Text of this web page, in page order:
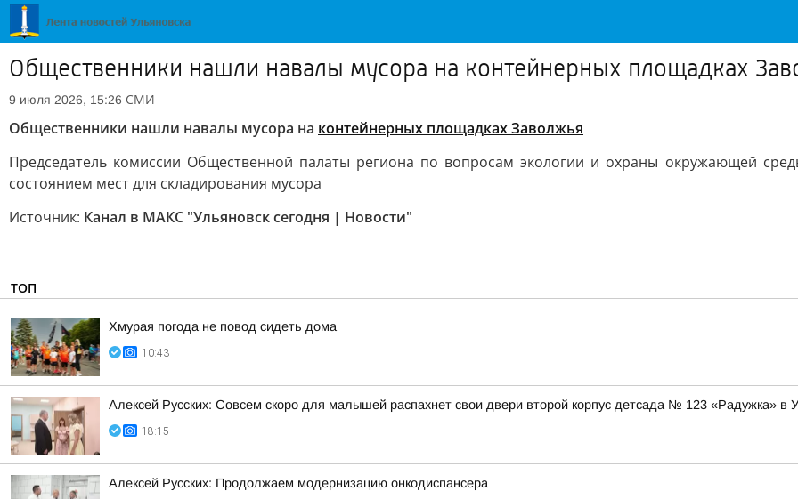
Общественники нашли навалы мусора на контейнерных площадках
9 июля 2026, 15:26 СМИ
Общественники нашли навалы мусора на контейнерных площадках Заволжья
Председатель комиссии Общественной палаты региона по вопросам экологии и охраны окружающей
состоянием мест для складирования мусора
Источник: Канал в МАКС "Ульяновск сегодня | Новости"
ТОП
Хмурая погода не повод сидеть дома
10:43
Алексей Русских: Совсем скоро для малышей распахнет свои двери второй корпус детсада № 123 «Радужка» в
18:15
Алексей Русских: Продолжаем модернизацию онкодиспансера